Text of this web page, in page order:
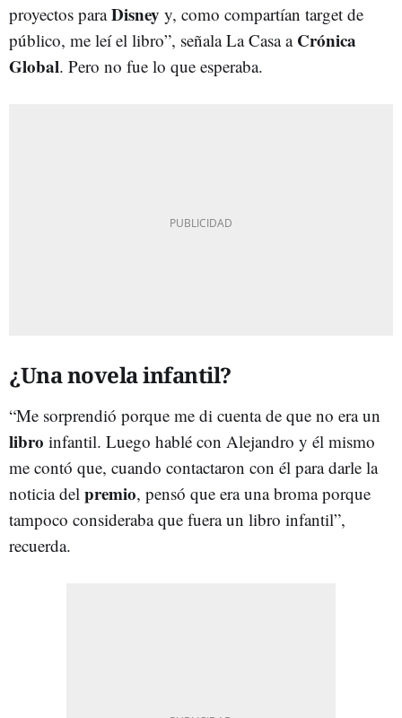
proyectos paraDisney y, como compartían target de
público, me leí el libro”, señala La Casa a Crónica
Global. Pero no fue lo que esperaba.
¿Una novela infantil?
“Me sorprendió porque me di cuenta de que no era un
libro infantil. Luego hablé con Alejandro y él mismo
me contó que, cuando contactaron con él para darle la
noticia del premio, pensó que era una broma porque
tampoco consideraba que fuera un libro infantil”,
recuerda.